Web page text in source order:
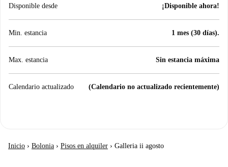
Disponible desde ¡Disponible ahora!
Min. estancia 1 mes (30 días).
Max. estancia Sin estancia máxima
Calendario actualizado (Calendario no actualizado recientemente)
Inicio › Bolonia › Pisos en alquiler › Galleria ii agosto